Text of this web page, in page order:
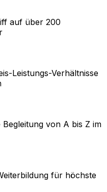
auf über 200
Leistungs-Verhältnisse
Begleitung von A bis Z im
für höchste